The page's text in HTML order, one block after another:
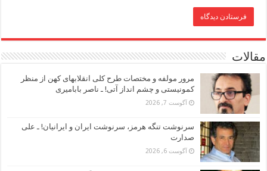
مقالات
مرور مولفه و مختصات طرح کلی انقلابهای کهن از منظر
کمونیستی و چشم انداز آتی! ـ ناصر بابامیری
آگوست 7, 2026
سرنوشت تنگه هرمز، سرنوشت ایران و ایرانیان! ـ علی
صدارت
آگوست 6, 2026